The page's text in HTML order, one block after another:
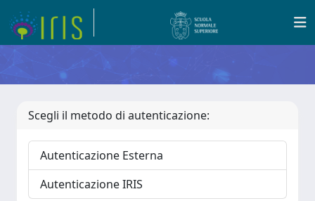
Scegli il metodo di autenticazione:
Autenticazione Esterna
Autenticazione IRIS